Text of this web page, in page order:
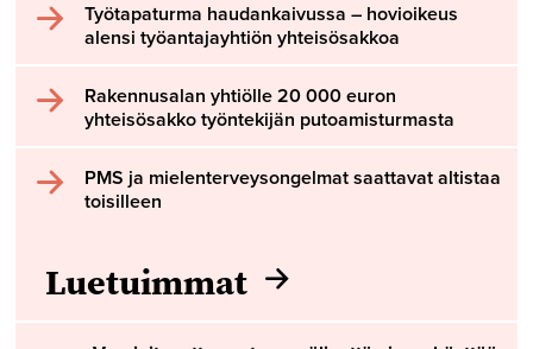
Työtapaturma haudankaivussa – hovioikeus
alensi työantajayhtiön yhteisösakkoa
Rakennusalan yhtiölle 20 000 euron
yhteisösakko työntekijän putoamisturmasta
PMS ja mielenterveysongelmat saattavat altistaa
toisilleen
Luetuimmat